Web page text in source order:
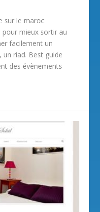
sur le maroc
mieux sortir au
facilement un
riad. Best guide
des évènements